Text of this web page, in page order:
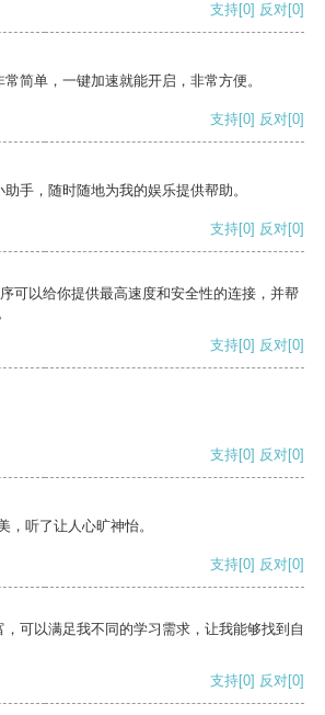
支持[0] 反对[0]
简单，一键加速就能开启，非常方便。
支持[0] 反对[0]
手，随时随地为我的娱乐提供帮助。
支持[0] 反对[0]
可以给你提供最高速度和安全性的连接，并帮
支持[0] 反对[0]
支持[0] 反对[0]
，听了让人心旷神怡。
支持[0] 反对[0]
可以满足我不同的学习需求，让我能够找到自
支持[0] 反对[0]